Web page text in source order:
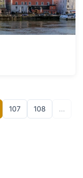
107 108 …